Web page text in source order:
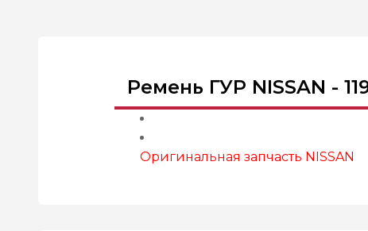
Ремень ГУР NISSAN -
Оригинальная запчасть NISSAN